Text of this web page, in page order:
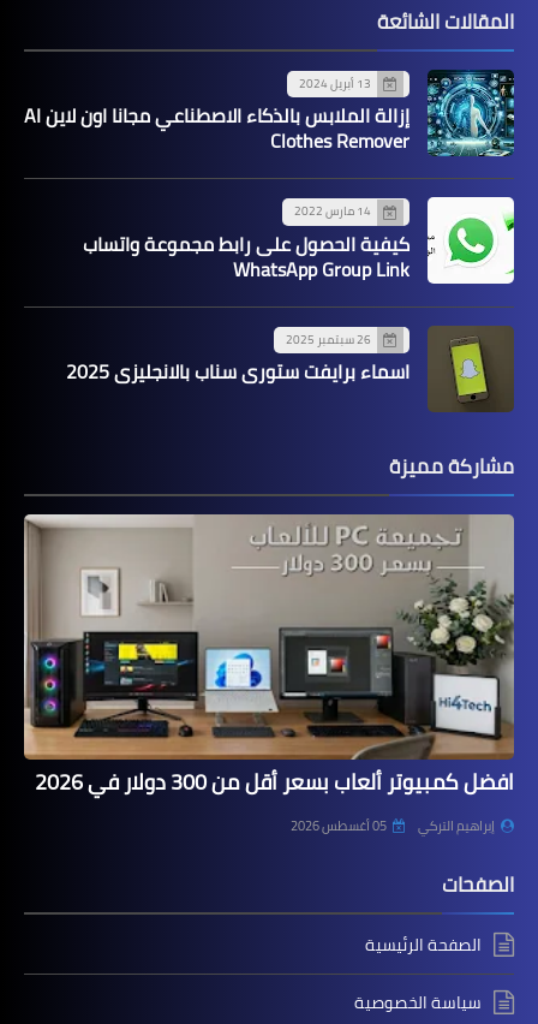
المقالات الشائعة
13 أبريل 2024
إزالة الملابس بالذكاء الاصطناعي مجانا اون لاين AI
Clothes Remover
14 مارس 2022
كيفية الحصول على رابط مجموعة واتساب
WhatsApp Group Link
26 سبتمبر 2025
اسماء برايفت ستوري سناب بالانجليزي 2025
مشاركة مميزة
افضل كمبيوتر ألعاب بسعر أقل من 300 دولار في 2026
إبراهيم التركي 05 أغسطس 2026
الصفحات
الصفحة الرئيسية
سياسة الخصوصية